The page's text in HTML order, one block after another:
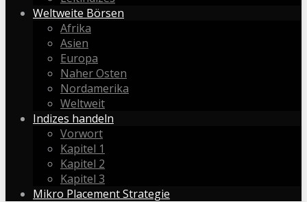
Weltweite Börsen
Afrika
Asien
Europa
Naher Osten
Nordamerika
Weltweit
Indizes handeln
Vorwort
Kapitel 1
Kapitel 2
Kapitel 3
Mikro Placement Strategie